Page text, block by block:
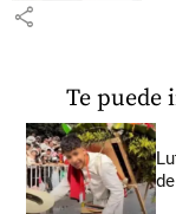
share
Te puede